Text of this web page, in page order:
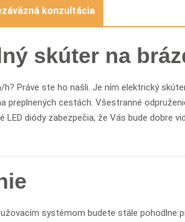
konzultácia
skúter na
Práve ste ho našli. Je ním elektrický
cestách. Všestranné
diódy zabezpečia, že Vás bude dobre
systémom budete stále pohodlne